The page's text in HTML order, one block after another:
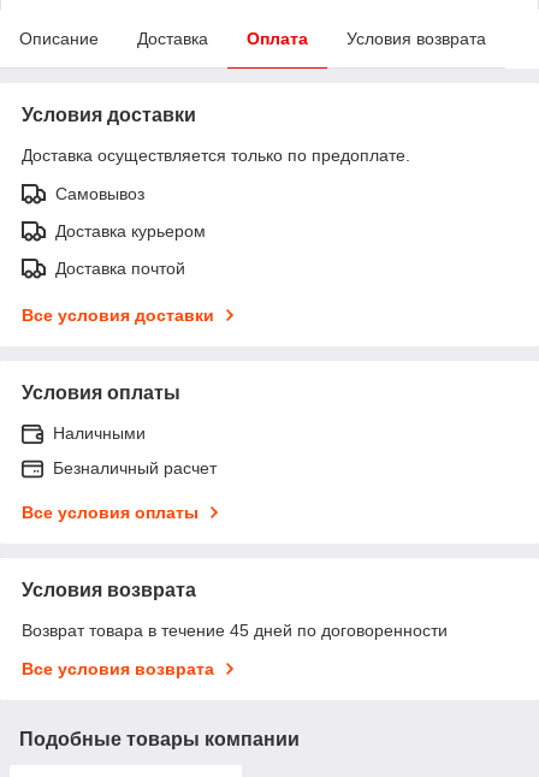
Описание Доставка Оплата Условия возврата
Условия доставки
Доставка осуществляется только по предоплате.
Самовывоз
Доставка курьером
Доставка почтой
Все условия доставки
Условия оплаты
Наличными
Безналичный расчет
Все условия оплаты
Условия возврата
Возврат товара в течение 45 дней по договоренности
Все условия возврата
Подобные товары компании